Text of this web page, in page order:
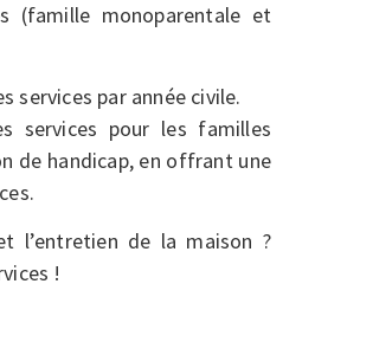
(famille monoparentale et
services par année civile.
services pour les familles
de handicap, en offrant une
l’entretien de la maison ?
!